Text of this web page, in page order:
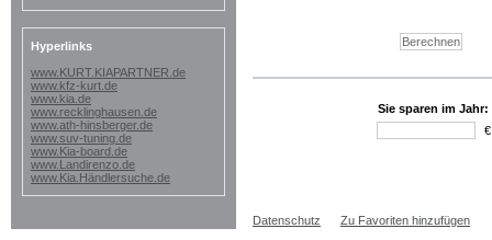
Hyperlinks
www.KURT.KIAPARTNER.de
www.kfz-kurt.de
www.kia.de
www.recklinghausen.de
www.ath-hinsberger.de
www.suv-tuning.de
www.Kia-board.de
www.Landirenzo.de
www.Kia.Händlersuche.de
Sie sparen im Jahr:
€
Datenschutz Zu Favoriten hinzufügen